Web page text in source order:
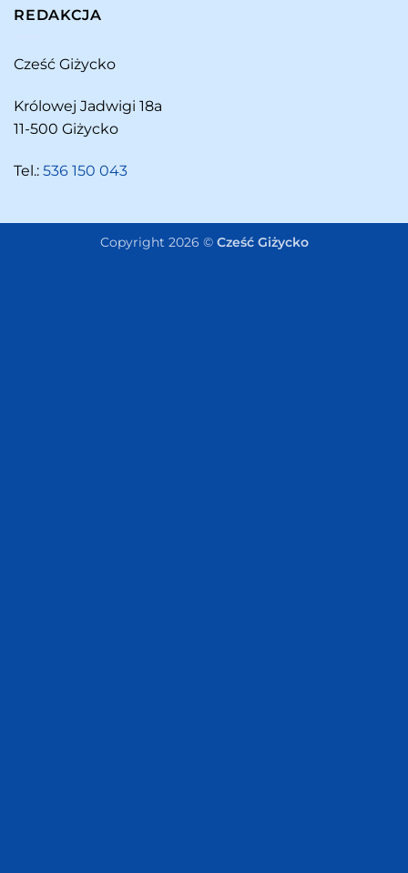
REDAKCJA
Cześć Giżycko
Królowej Jadwigi 18a
11-500 Giżycko
Tel.: 536 150 043
Copyright 2026 © Cześć Giżycko